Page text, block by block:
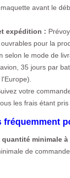
avant le
expédition :
pour la
selon le mode de
35 jours par
votre
les frais étant pris
fréquemment
minimale à
de